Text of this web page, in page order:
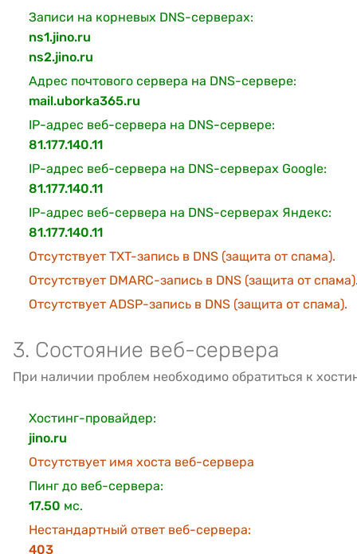
Записи на корневых DNS-серверах:
ns1.jino.ru
ns2.jino.ru
Адрес почтового сервера на DNS-сервере:
mail.uborka365.ru
IP-адрес веб-сервера на DNS-сервере:
81.177.140.11
IP-адрес веб-сервера на DNS-серверах Google:
81.177.140.11
IP-адрес веб-сервера на DNS-серверах Яндекс:
81.177.140.11
Отсутствует TXT-запись в DNS (защита от спама).
Отсутствует DMARC-запись в DNS (защита от
Отсутствует ADSP-запись в DNS (защита от спама).
3. Состояние веб-сервера
При наличии проблем необходимо обратиться к
Хостинг-провайдер:
jino.ru
Отсутствует имя хоста веб-сервера
Пинг до веб-сервера:
17.50 мс.
Нестандартный ответ веб-сервера:
403